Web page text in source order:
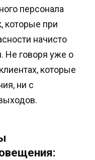
персонала
которые при
начисто
Не говоря уже о
которые
ни с